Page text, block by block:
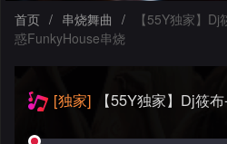
House
首页 / 串烧舞曲 /
【55Y独家】
惑FunkyHouse串烧
[独家] 【55Y独家】Dj筱